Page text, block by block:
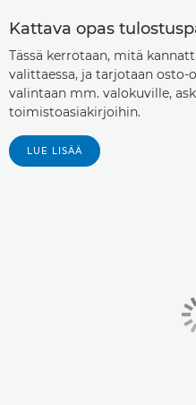
Kattava opas
Tässä kerrotaan, mitä
valittaessa, ja tarjotaan osto-
valintaan mm. valokuville,
toimistoasiakirjoihin.
LUE LISÄÄ